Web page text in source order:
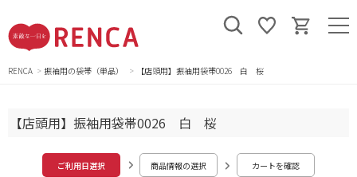
RENCA 振袖用の袋帯（単品） 【店頭用】振袖用袋帯0026 白 桜
【店頭用】振袖用袋帯0026 白 桜
ご利用日選択 商品情報の選択 カートを確認